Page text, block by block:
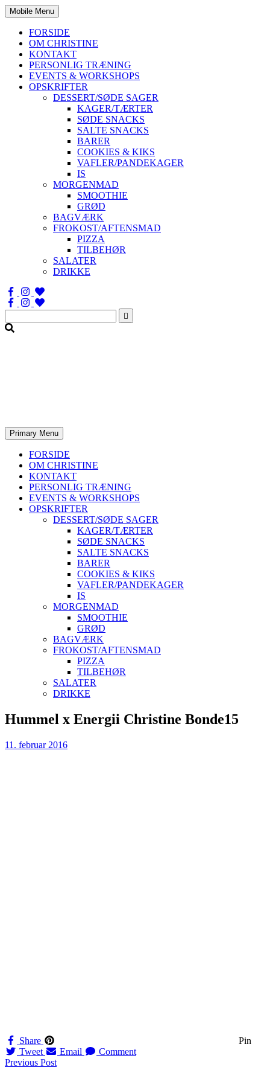
Mobile Menu
FORSIDE
OM CHRISTINE
KONTAKT
PERSONLIG TRÆNING
EVENTS & WORKSHOPS
OPSKRIFTER
DESSERT/SØDE SAGER
KAGER/TÆRTER
SØDE SNACKS
SALTE SNACKS
BARER
COOKIES & KIKS
VAFLER/PANDEKAGER
IS
MORGENMAD
SMOOTHIE
GRØD
BAGVÆRK
FROKOST/AFTENSMAD
PIZZA
TILBEHØR
SALATER
DRIKKE
Søg
efter:
Primary Menu
FORSIDE
OM CHRISTINE
KONTAKT
PERSONLIG TRÆNING
EVENTS & WORKSHOPS
OPSKRIFTER
DESSERT/SØDE SAGER
KAGER/TÆRTER
SØDE SNACKS
SALTE SNACKS
BARER
COOKIES & KIKS
VAFLER/PANDEKAGER
IS
MORGENMAD
SMOOTHIE
GRØD
BAGVÆRK
FROKOST/AFTENSMAD
PIZZA
TILBEHØR
SALATER
DRIKKE
Skip
to
Hummel x Energii Christine Bonde15
11. februar 2016
Share
Pin
Tweet
Email Comment
Navigation
Previous Post